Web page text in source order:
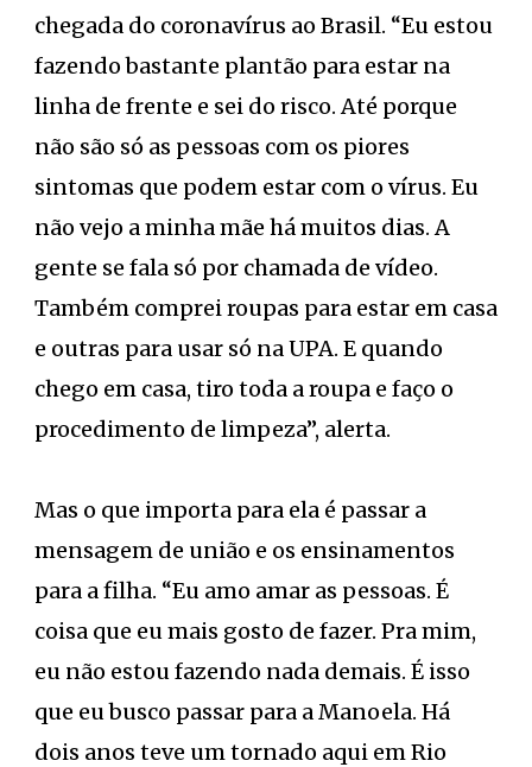
chegada do coronavírus ao Brasil. “Eu estou
fazendo bastante plantão para estar na
linha de frente e sei do risco. Até porque
não são só as pessoas com os piores
sintomas que podem estar com o vírus. Eu
não vejo a minha mãe há muitos dias. A
gente se fala só por chamada de vídeo.
Também comprei roupas para estar em casa
e outras para usar só na UPA. E quando
chego em casa, tiro toda a roupa e faço o
procedimento de limpeza”, alerta.
Mas o que importa para ela é passar a
mensagem de união e os ensinamentos
para a filha. “Eu amo amar as pessoas. É
coisa que eu mais gosto de fazer. Pra mim,
eu não estou fazendo nada demais. É isso
que eu busco passar para a Manoela. Há
dois anos teve um tornado aqui em Rio